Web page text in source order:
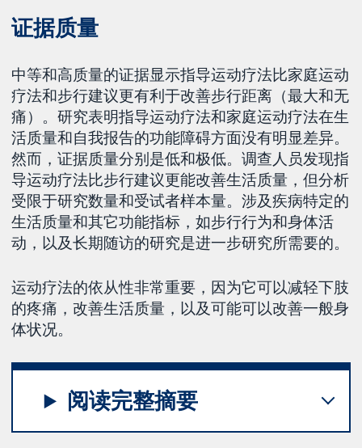
证据质量
中等和高质量的证据显示指导运动疗法比家庭运动
疗法和步行建议更有利于改善步行距离（最大和无
痛）。研究表明指导运动疗法和家庭运动疗法在生
活质量和自我报告的功能障碍方面没有明显差异。
然而，证据质量分别是低和极低。调查人员发现指
导运动疗法比步行建议更能改善生活质量，但分析
受限于研究数量和受试者样本量。涉及疾病特定的
生活质量和其它功能指标，如步行行为和身体活
动，以及长期随访的研究是进一步研究所需要的。
运动疗法的依从性非常重要，因为它可以减轻下肢
的疼痛，改善生活质量，以及可能可以改善一般身
体状况。
阅读完整摘要